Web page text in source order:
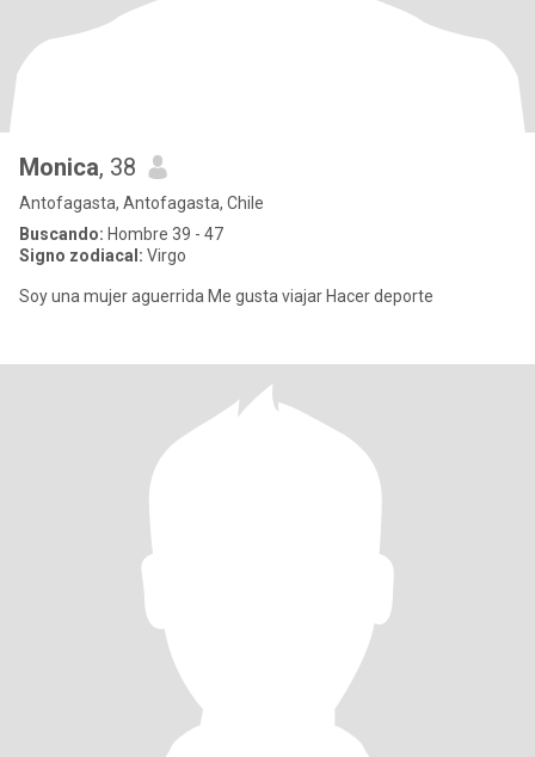
Monica, 38
Antofagasta, Antofagasta, Chile
Buscando: Hombre 39 - 47
Signo zodiacal: Virgo
Soy una mujer aguerrida Me gusta viajar Hacer deporte